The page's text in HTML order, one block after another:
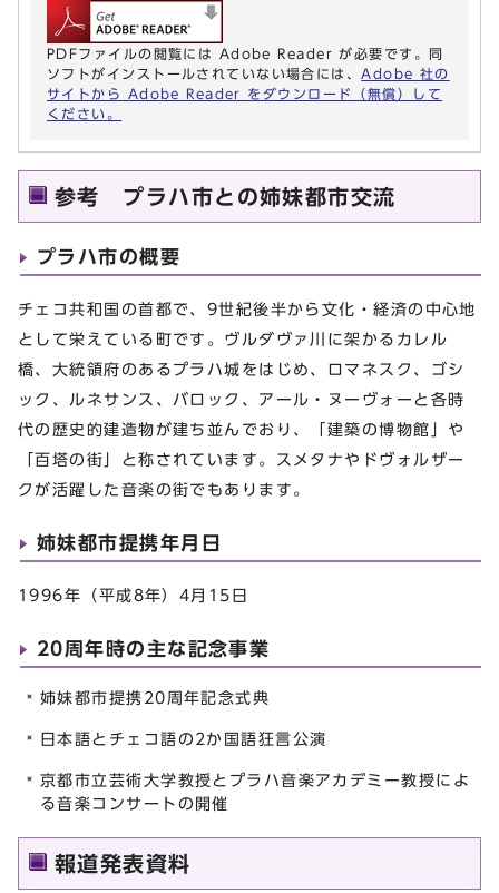
PDFファイルの閲覧には Adobe Reader が必要です。同
ソフトがインストールされていない場合には、 Adobe 社の
サイトから Adobe Reader をダウンロード（無償）して
ください。
参考 プラハ市との姉妹都市交流
プラハ市の概要
チェコ共和国の首都で、9世紀後半から文化・経済の中心地
として栄えている町です。ヴルダヴァ川に架かるカレル
橋、大統領府のあるプラハ城をはじめ、ロマネスク、ゴシ
ック、ルネサンス、バロック、アール・ヌーヴォーと各時
代の歴史的建造物が建ち並んでおり、「建築の博物館」や
「百塔の街」と称されています。スメタナやドヴォルザー
クが活躍した音楽の街でもあります。
姉妹都市提携年月日
1996年（平成8年）4月15日
20周年時の主な記念事業
姉妹都市提携20周年記念式典
日本語とチェコ語の2か国語狂言公演
京都市立芸術大学教授とプラハ音楽アカデミー教授によ
る音楽コンサートの開催
報道発表資料